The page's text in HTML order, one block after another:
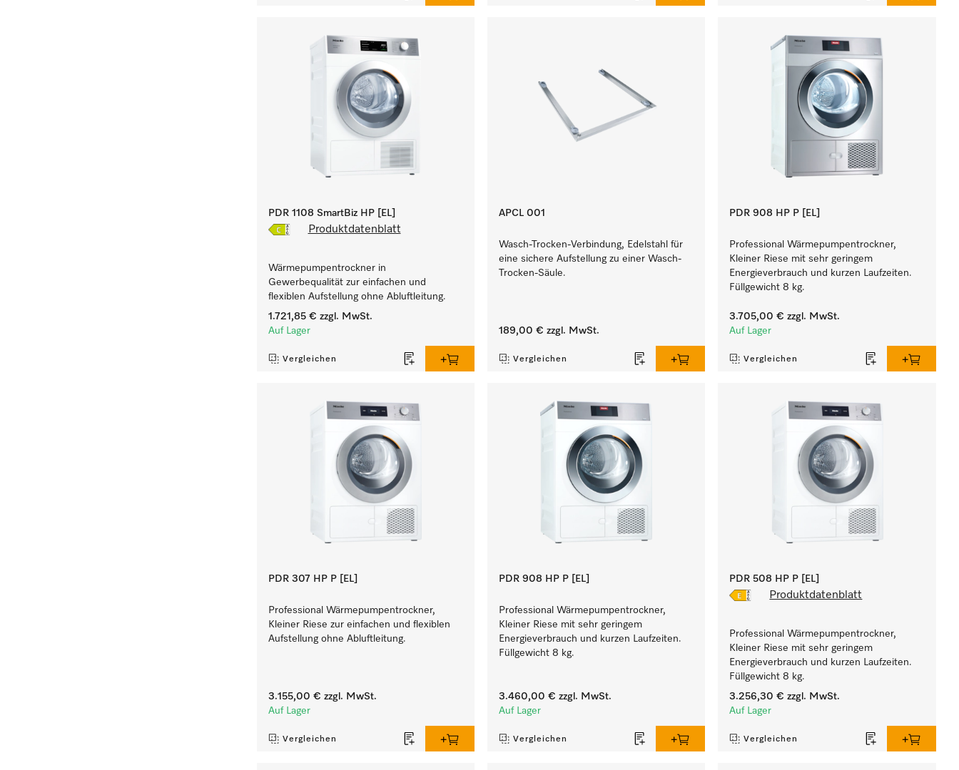
PDR 1108 SmartBiz HP [EL]
Produktdatenblatt
Wärmepumpentrockner in
Gewerbequalität zur einfachen und
flexiblen Aufstellung ohne Abluftleitung.
1.721,85 € zzgl. MwSt.
Auf Lager
Vergleichen
APCL 001
Wasch-Trocken-Verbindung, Edelstahl für
eine sichere Aufstellung zu einer Wasch-
Trocken-Säule.
189,00 € zzgl. MwSt.
Vergleichen
PDR 908 HP P [EL]
Professional Wärmepumpentrockner,
Kleiner Riese mit sehr geringem
Energieverbrauch und kurzen Laufzeiten.
Füllgewicht 8 kg.
3.705,00 € zzgl. MwSt.
Auf Lager
Vergleichen
PDR 307 HP P [EL]
Professional Wärmepumpentrockner,
Kleiner Riese zur einfachen und flexiblen
Aufstellung ohne Abluftleitung.
3.155,00 € zzgl. MwSt.
Auf Lager
Vergleichen
PDR 908 HP P [EL]
Professional Wärmepumpentrockner,
Kleiner Riese mit sehr geringem
Energieverbrauch und kurzen Laufzeiten.
Füllgewicht 8 kg.
3.460,00 € zzgl. MwSt.
Auf Lager
Vergleichen
PDR 508 HP P [EL]
Produktdatenblatt
Professional Wärmepumpentrockner,
Kleiner Riese mit sehr geringem
Energieverbrauch und kurzen Laufzeiten.
Füllgewicht 8 kg.
3.256,30 € zzgl. MwSt.
Auf Lager
Vergleichen